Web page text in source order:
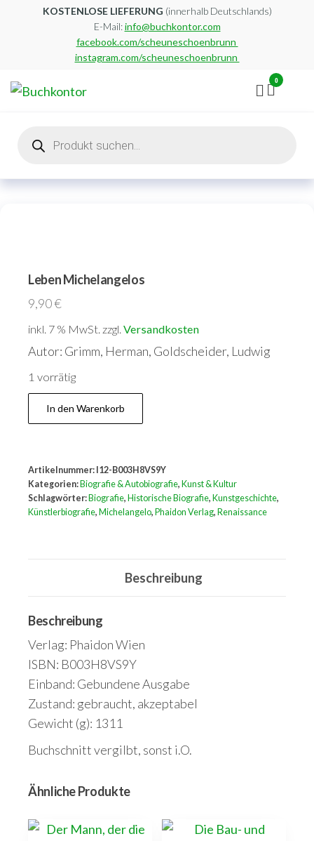
KOSTENLOSE LIEFERUNG (innerhalb Deutschlands)
E-Mail:info@buchkontor.com
facebook.com/scheuneschoenbrunn
instagram.com/scheuneschoenbrunn
0
search
Leben Michelangelos
9,90€
inkl. 7 % MwSt. zzgl. Versandkosten
Autor: Grimm, Herman, Goldscheider, Ludwig
1 vorrätig
Leben
Michelangelos
In den Warenkorb
Artikelnummer: I12-B003H8VS9Y
Kategorien: Biografie & Autobiografie, Kunst & Kultur
Schlagwörter: Biografie, Historische Biografie, Kunstgeschichte,
Künstlerbiografie, Michelangelo, Phaidon Verlag, Renaissance
Beschreibung
Beschreibung
Verlag: Phaidon Wien
ISBN: B003H8VS9Y
Einband: Gebundene Ausgabe
Zustand: gebraucht, akzeptabel
Gewicht (g): 1311
Buchschnitt vergilbt, sonst i.O.
Ähnliche Produkte